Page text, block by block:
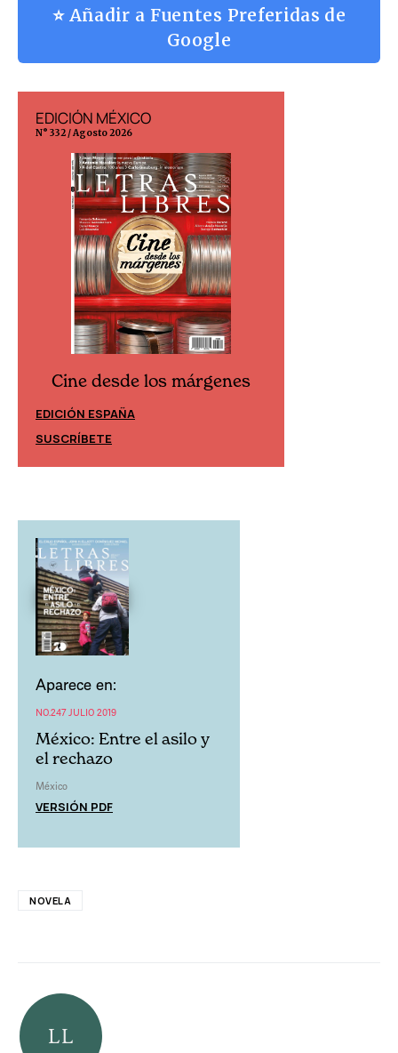
⭐ Añadir a Fuentes Preferidas de
Google
EDICIÓN MÉXICO
N° 332 / Agosto 2026
Cine desde los márgenes
EDICIÓN ESPAÑA
SUSCRÍBETE
Aparece en:
NO.247 JULIO 2019
México: Entre el asilo y
el rechazo
México
VERSIÓN PDF
NOVELA